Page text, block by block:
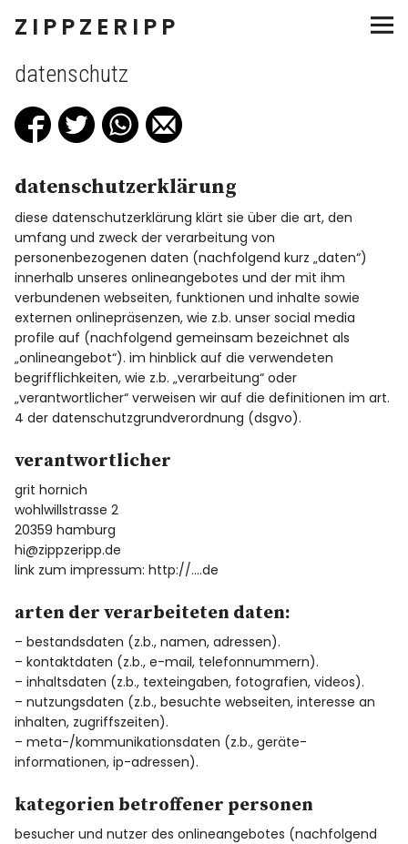
ZIPPZERIPP
salate
snacks
suppen
eingemachtes
süsses
Facebook
Twitter
datenschutz
datenschutzerklärung
diese datenschutzerklärung klärt sie über die art, den
umfang und zweck der verarbeitung von
personenbezogenen daten (nachfolgend kurz „daten“)
innerhalb unseres onlineangebotes und der mit ihm
verbundenen webseiten, funktionen und inhalte sowie
externen onlinepräsenzen, wie z.b. unser social media
profile auf (nachfolgend gemeinsam bezeichnet als
„onlineangebot“). im hinblick auf die verwendeten
begrifflichkeiten, wie z.b. „verarbeitung“ oder
„verantwortlicher“ verweisen wir auf die definitionen im art.
4 der datenschutzgrundverordnung (dsgvo).
verantwortlicher
grit hornich
wohlwillstrasse 2
20359 hamburg
hi@zippzeripp.de
link zum impressum: http://….de
arten der verarbeiteten daten:
– bestandsdaten (z.b., namen, adressen).
– kontaktdaten (z.b., e-mail, telefonnummern).
– inhaltsdaten (z.b., texteingaben, fotografien, videos).
– nutzungsdaten (z.b., besuchte webseiten, interesse an
inhalten, zugriffszeiten).
– meta-/kommunikationsdaten (z.b., geräte-
informationen, ip-adressen).
kategorien betroffener personen
besucher und nutzer des onlineangebotes (nachfolgend